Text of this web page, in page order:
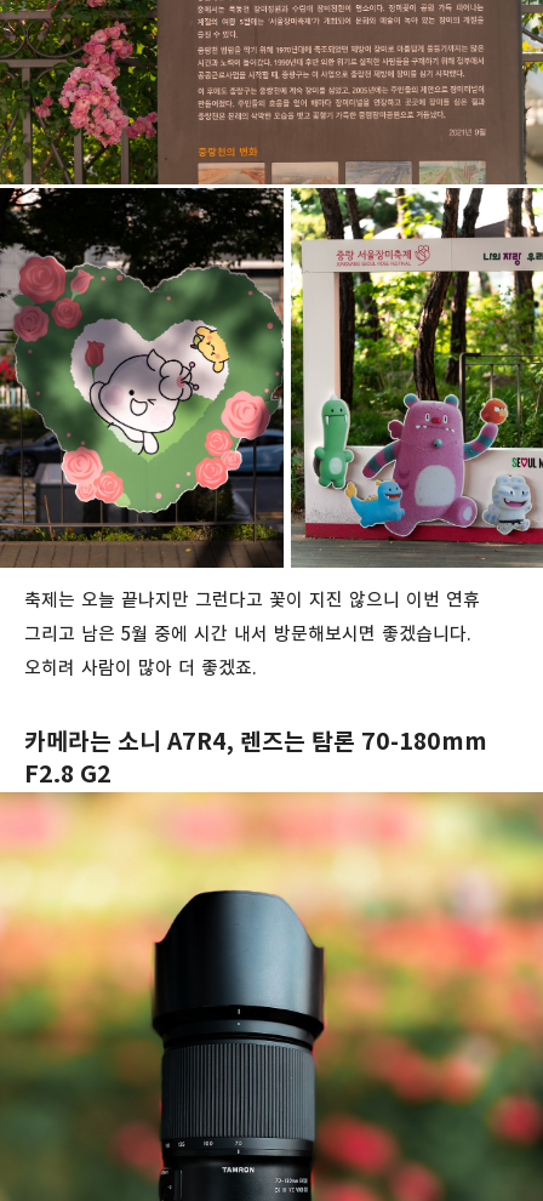
축제는 오늘 끝나지만 그런다고 꽃이 지진 않으니 이번 연휴
그리고 남은 5월 중에 시간 내서 방문해보시면 좋겠습니다.
오히려 사람이 많아 더 좋겠죠.
카메라는 소니 A7R4, 렌즈는 탐론 70-180mm
F2.8 G2